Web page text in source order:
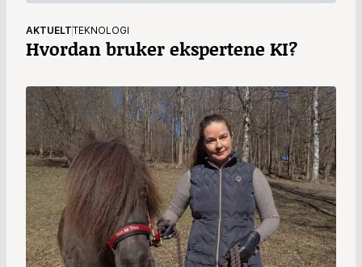
AKTUELTTEKNOLOGI
Hvordan bruker ekspertene KI?